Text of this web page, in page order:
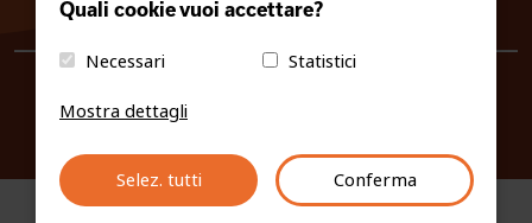
info@fiso.it|fiso@pec-mail.eu
Quali cookie vuoi accettare?
Necessari
Statistici
Mostra dettagli
Selez. tutti Conferma